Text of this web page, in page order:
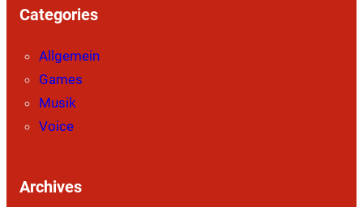
Categories
Allgemein
Games
Musik
Voice
Archives